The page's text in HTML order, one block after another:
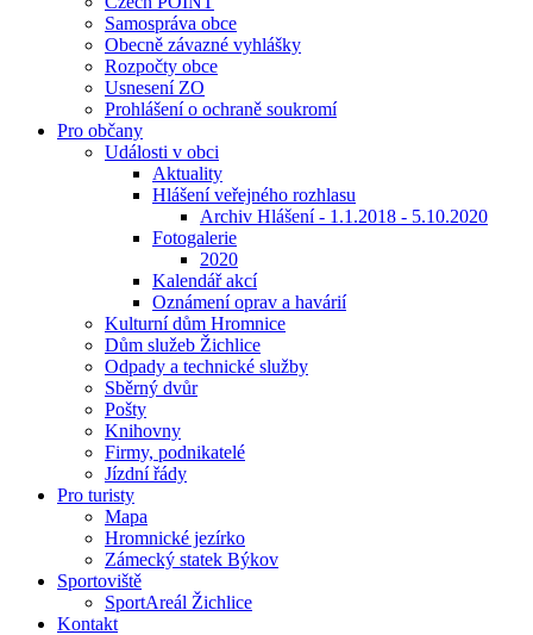
Samospráva obce
Obecně závazné vyhlášky
Rozpočty obce
Usnesení ZO
Prohlášení o ochraně soukromí
Pro občany
Události v obci
Aktuality
Hlášení veřejného rozhlasu
Archiv Hlášení - 1.1.2018 - 5.10.2020
Fotogalerie
2020
Kalendář akcí
Oznámení oprav a havárií
Kulturní dům Hromnice
Dům služeb Žichlice
Odpady a technické služby
Sběrný dvůr
Pošty
Knihovny
Firmy, podnikatelé
Jízdní řády
Pro turisty
Mapa
Hromnické jezírko
Zámecký statek Býkov
Sportoviště
SportAreál Žichlice
Kontakt